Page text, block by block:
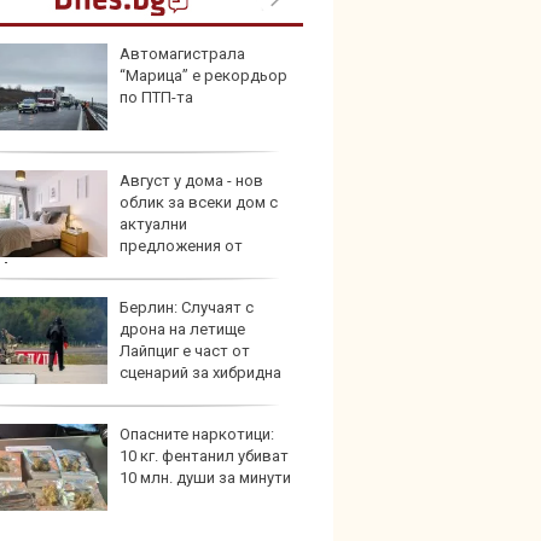
Автомагистрала
“Марица” е рекордьор
по ПТП-та
Август у дома - нов
облик за всеки дом с
актуални
предложения от
Берлин: Случаят с
дрона на летище
Лайпциг е част от
сценарий за хибридна
Опасните наркотици:
10 кг. фентанил убиват
10 млн. души за минути